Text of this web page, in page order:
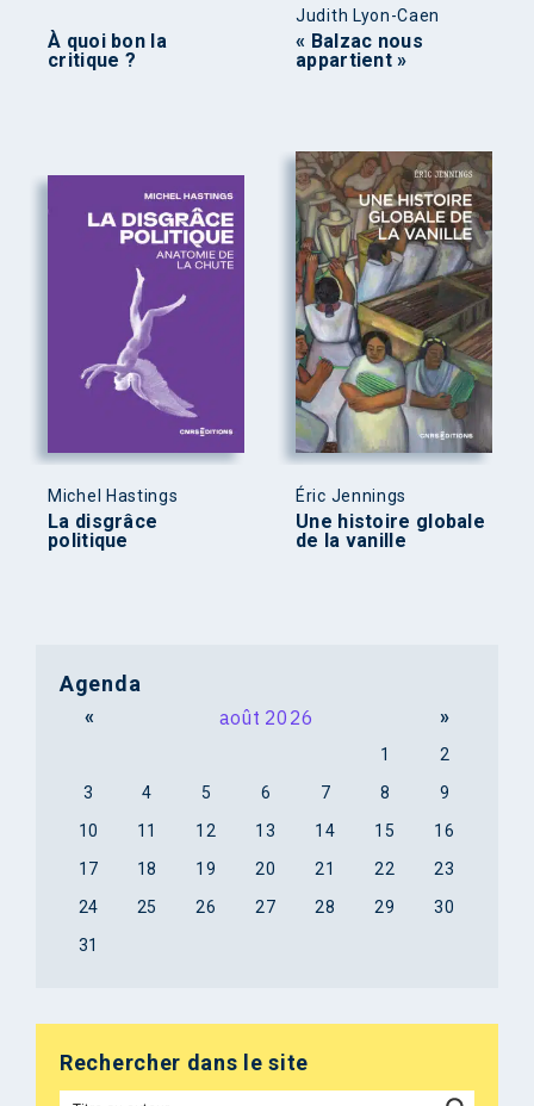
À quoi bon la
critique ?
Judith Lyon-Caen
« Balzac nous
appartient »
Michel Hastings
La disgrâce
politique
Éric Jennings
Une histoire globale
de la vanille
Agenda
« août 2026 »
1
2
3
4 5 6 7 8
9
10
11 12 13 14 15
16
17
18 19 20 21 22
23
24
25 26 27 28 29
30
31
Rechercher dans le site